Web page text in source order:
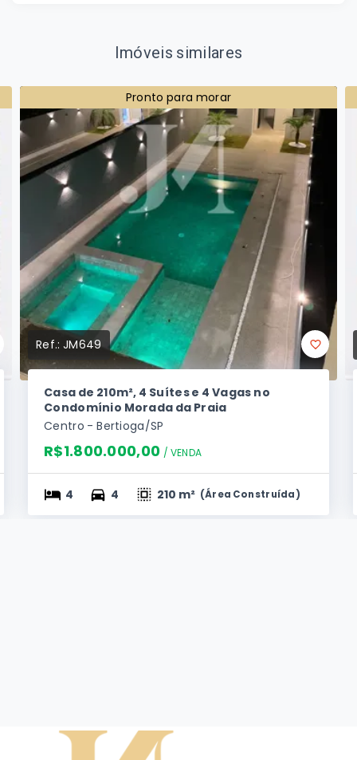
Imóveis similares
Pronto para morar
Ref.:JM649
Casa de 210m², 4 Suítes e 4 Vagas no
Condomínio Morada da Praia
Centro - Bertioga/SP
R$1.800.000,00 / VENDA
4 4 210 m² (Área Construída)